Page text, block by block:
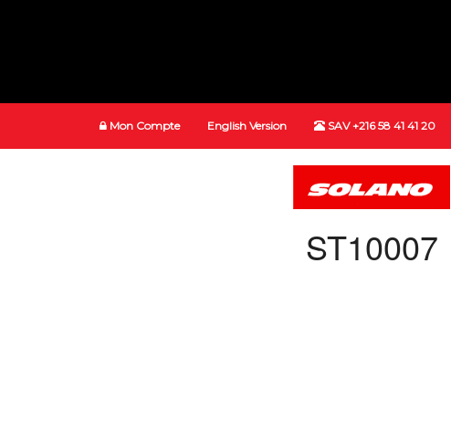
Mon Compte English Version SAV +216 58 41 41 20
ST10007